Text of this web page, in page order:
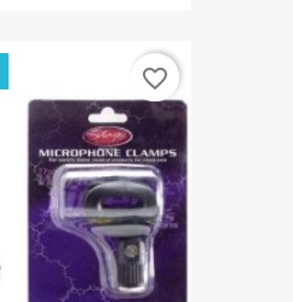
favorite_border